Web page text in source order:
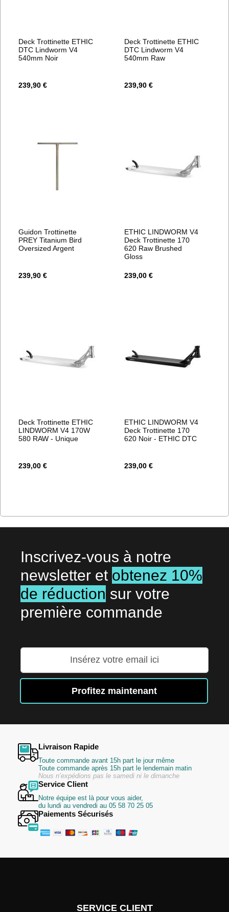
Deck Trottinette ETHIC
DTC Lindworm V4
540mm Noir
239,90 €
Deck Trottinette ETHIC
DTC Lindworm V4
540mm Raw
239,90 €
Guidon Trottinette
PREY Titanium Bird
Oversized Argent
239,90 €
ETHIC LINDWORM V4
Deck Trottinette 170
620 Raw Brushed
Gloss
239,00 €
Deck Trottinette ETHIC
LINDWORM V4 170W
580 RAW - Unique
239,00 €
ETHIC LINDWORM V4
Deck Trottinette 170
620 Noir - ETHIC DTC
239,00 €
Inscrivez-vous à notre
newsletter et obtenez 10%
de réduction sur votre
première commande
notre
d’information
Profitez maintenant
Livraison Rapide
Toute commande avant 15h part le jour même
Toute commande après 15h part le lendemain matin
Nous n’expédions pas le samedi ni le dimanche
Service Client
Notre équipe est là pour vous aider,
du lundi au vendredi au 05 58 70 25 05
Paiements Sécurisés
SERVICE CLIENT